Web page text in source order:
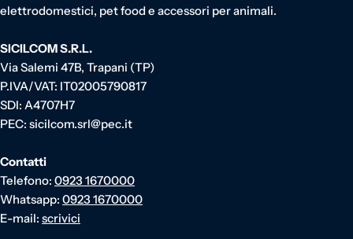
elettrodomestici, pet food e accessori per animali.
SICILCOM S.R.L.
Via Salemi 47B, Trapani (TP)
P.IVA/VAT: IT02005790817
SDI: A4707H7
PEC: sicilcom.srl@pec.it
Contatti
Telefono: 0923 1670000
Whatsapp: 0923 1670000
E-mail: scrivici